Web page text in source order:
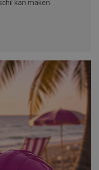
kan maken.